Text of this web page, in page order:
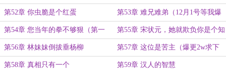
要
第52章 你虫脆是个红蛋 第53章 难兄难弟（12月1号等我爆
更）
第54章 您当年的拳不够狠（第一
更）
第55章 宋状元，她就欺负你是个知
识分子（爆更两万求下月票）
第56章 林妹妹倒拔垂杨柳 第57章 这位是苦主（爆更2w求下
月票）
第58章 真相只有一个 第59章 汉人的智慧